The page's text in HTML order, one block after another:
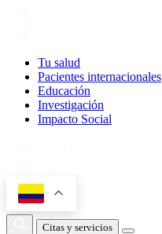
Tu salud
Pacientes internacionales
Educación
Investigación
Impacto Social
Citas y servicios